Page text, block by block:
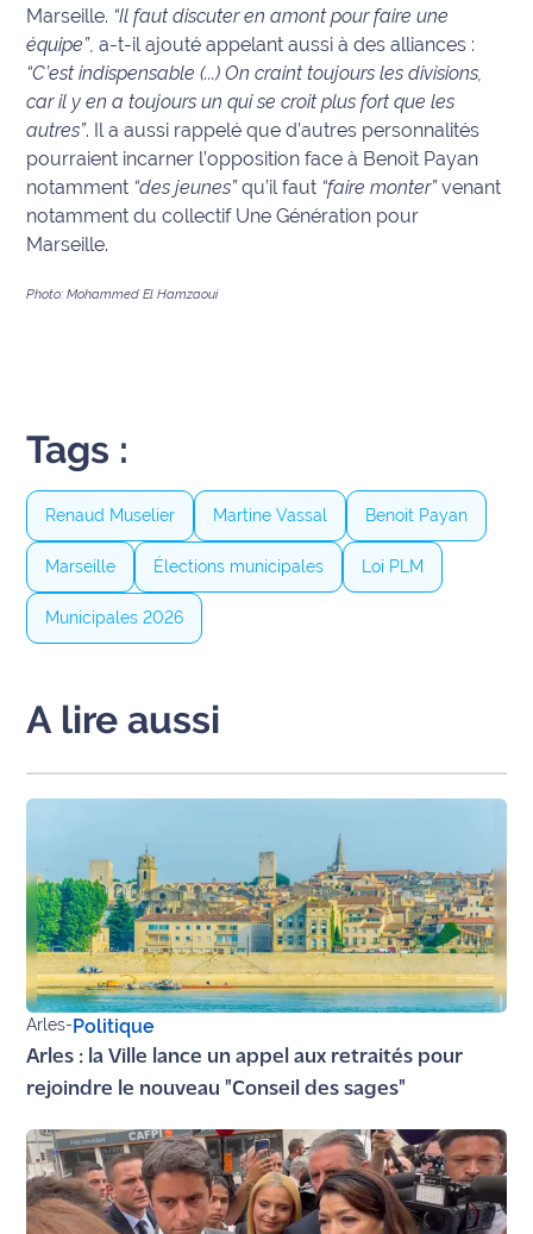
Transport
National
International
Défense
Municipales
L'invité(e)
de la
rédaction
Coup de
coeur
Maritima
rouge
Maritima
C'est
mon
club
Les
Coachs
Maritima
Bon
sortie
Nous
contacter
Marseille. “Il faut discuter en amont pour faire une
équipe”, a-t-il ajouté appelant aussi à des alliances :
“C’est indispensable (...) On craint toujours les divisions,
car il y en a toujours un qui se croit plus fort que les
autres”. Il a aussi rappelé que d’autres personnalités
pourraient incarner l’opposition face à Benoit Payan
notamment “des jeunes”qu’il faut “faire monter”venant
notamment du collectif Une Génération pour
Marseille.
Photo: Mohammed El Hamzaoui
Tags :
Renaud Muselier Martine Vassal Benoit Payan
Marseille Élections municipales Loi PLM
Municipales 2026
A lire aussi
Arles-Politique
Arles : la Ville lance un appel aux retraités pour
rejoindre le nouveau "Conseil des sages"